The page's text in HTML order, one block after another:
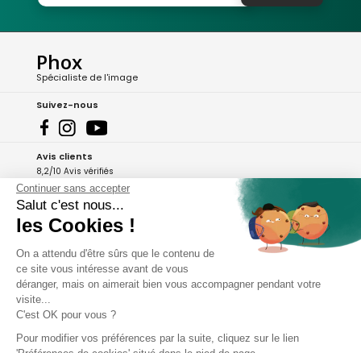
Phox
Spécialiste de l'image
Suivez-nous
Avis clients
8,2/10 Avis vérifiés
L'Appli Phox
A propos de Phox
Services et garanties
Continuer sans accepter
Salut c'est nous...
les Cookies !
On a attendu d'être sûrs que le contenu de
ce site vous intéresse avant de vous
déranger, mais on aimerait bien vous accompagner pendant votre
visite...
C'est OK pour vous ?
Pour modifier vos préférences par la suite, cliquez sur le lien